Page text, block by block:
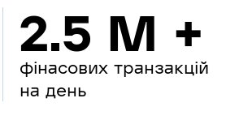
2.5 M +
фінасових транзакцій
на день